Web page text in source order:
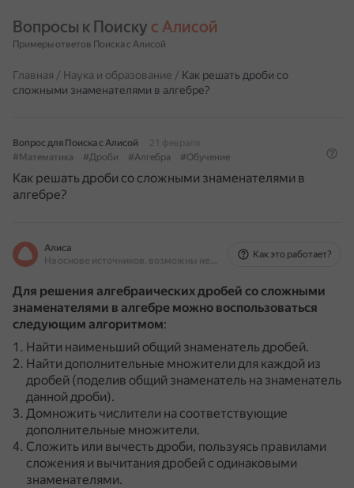
Вопросы к Поиску с Алисой
Примеры ответов Поиска с Алисой
Главная / Наука и образование / Как решать дроби со
сложными знаменателями в алгебре?
Вопрос для Поиска с Алисой
21 февраля
#Математика
#Дроби #Алгебра #Обучение
Как решать дроби со сложными знаменателями в
алгебре?
Алиса
На основе источников, возможны неточности
Как это работает?
Для решения алгебраических дробей со сложными
знаменателями в алгебре можно воспользоваться
следующим алгоритмом:
Найти наименьший общий знаменатель дробей.
Найти дополнительные множители для каждой из
дробей (поделив общий знаменатель на знаменатель
данной дроби).
Домножить числители на соответствующие
дополнительные множители.
Сложить или вычесть дроби, пользуясь правилами
сложения и вычитания дробей с одинаковыми
знаменателями.